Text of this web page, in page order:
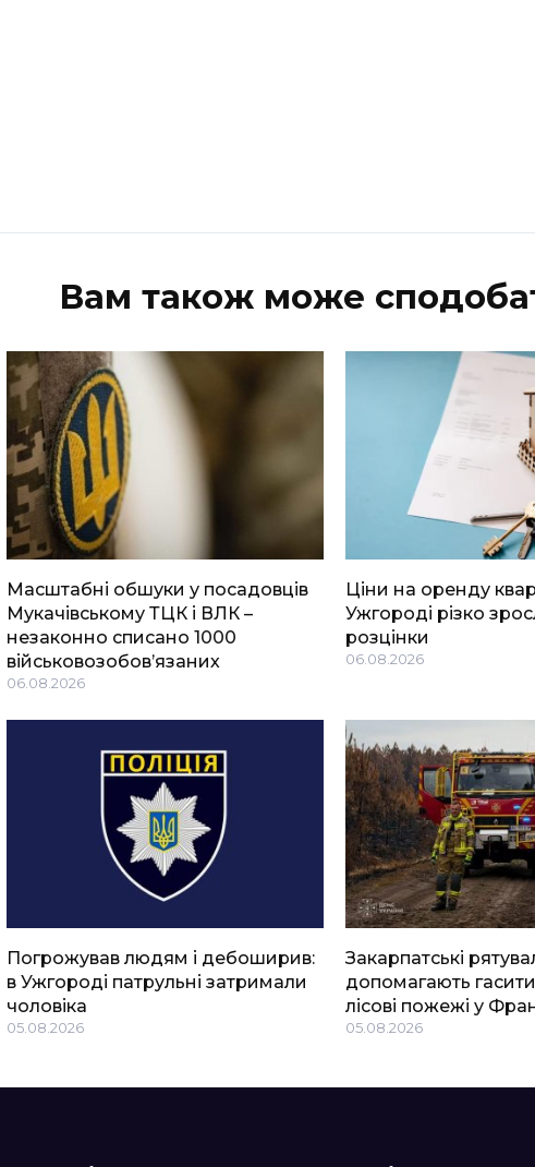
Вам також може
Масштабні обшуки у посадовців
Мукачівському ТЦК і ВЛК –
незаконно списано 1000
військовозобов’язаних
06.08.2026
Ціни на оренду
Ужгороді різко
розцінки
06.08.2026
Погрожував людям і дебоширив:
в Ужгороді патрульні затримали
чоловіка
05.08.2026
Закарпатські
допомагають
лісові пожежі у
05.08.2026